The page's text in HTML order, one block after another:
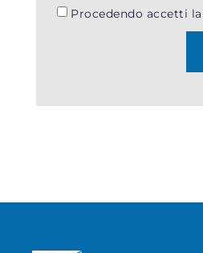
Procedendo accetti la